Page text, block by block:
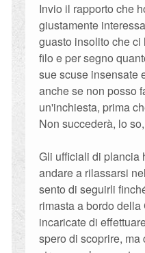
Invio il rapporto che
giustamente
guasto insolito che
filo e per segno
sue scuse insensate
anche se non posso
un'inchiesta, prima
Non succederà, lo
Gli ufficiali di plancia
andare a rilassarsi
sento di seguirli
rimasta a bordo
incaricate di
spero di scoprire,